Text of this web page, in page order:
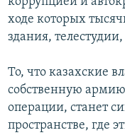
ходе которых
здания,
То, что казахские
собственную армию
операции, станет
пространстве, где